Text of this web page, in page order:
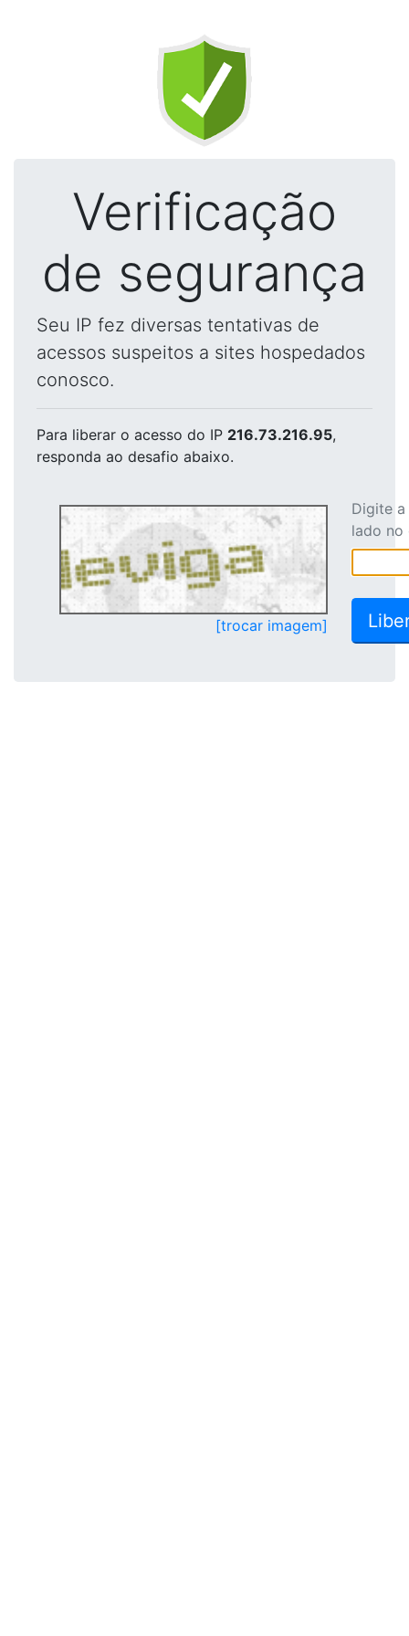
Verificação
de segurança
Seu IP fez diversas tentativas de
acessos suspeitos a sites hospedados
conosco.
Para liberar o acesso do IP 216.73.216.95,
responda ao desafio abaixo.
[trocar imagem]
Digite
lado no